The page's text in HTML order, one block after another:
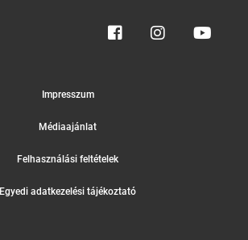
Impresszum
Médiaajánlat
Felhasználási feltételek
Egyedi adatkezelési tájékoztató